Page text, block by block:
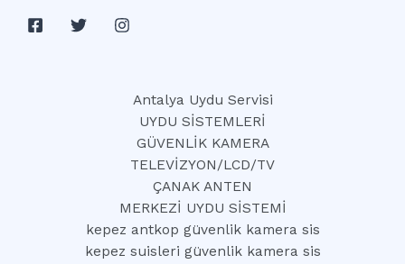
Antalya Uydu Servisi
UYDU SİSTEMLERİ
GÜVENLİK KAMERA
TELEVİZYON/LCD/TV
ÇANAK ANTEN
MERKEZİ UYDU SİSTEMİ
kepez antkop güvenlik kamera sis
kepez suisleri güvenlik kamera sis